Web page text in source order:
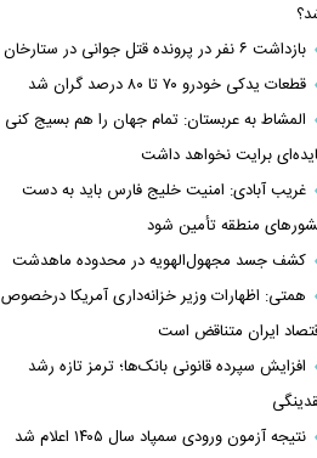
بازداشت ۶ نفر در پرونده قتل جوانی در ستارخان
قطعات یدکی خودرو ۷۰ تا ۸۰ درصد گران شد
المشاط به عربستان: تمام جهان را هم بسیج کنی
برایت نخواهد داشت
غریب آبادی: امنیت خلیج فارس باید به دست
منطقه تأمین شود
کشف جسد مجهول‌الهویه در محدوده ماهدشت
همتی: اظهارات وزیر خزانه‌داری آمریکا درخصوص
ایران متناقض است
افزایش سپرده قانونی بانک‌ها؛ ترمز تازه رشد
نتیجه آزمون ورودی سمپاد سال ۱۴۰۵ اعلام شد